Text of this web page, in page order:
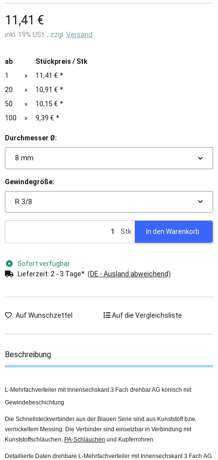
11,41 €
inkl. 19% USt. , zzgl. Versand
ab
Stückpreis / Stk
1
» 11,41 € *
20
» 10,91 € *
50
» 10,15 € *
100
» 9,39 € *
Durchmesser Ø:
8 mm
Gewindegröße:
R 3/8
Stk In den Warenkorb
Sofort verfügbar
Lieferzeit: 2 - 3 Tage* (DE - Ausland abweichend)
Auf Wunschzettel Auf die Vergleichsliste
Beschreibung
L-Mehrfachverteiler mit Innensechskant 3 Fach drehbar AG konisch mit
Gewindebeschichtung
Die Schnellsteckverbinder aus der Blauen Serie sind aus Kunststoff bzw.
vernickeltem Messing. Die Verbinder sind einsetzbar in Verbindung mit
Kunststoffschläuchen, PA-Schläuchen und Kupferrohren.
Detaillierte Daten drehbare L-Mehrfachverteiler mit Innensechskant 3 Fach AG